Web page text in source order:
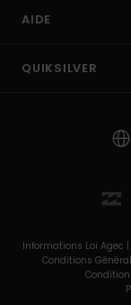
AIDE
QUIKSILVER
Informations Loi Agec |
Conditions